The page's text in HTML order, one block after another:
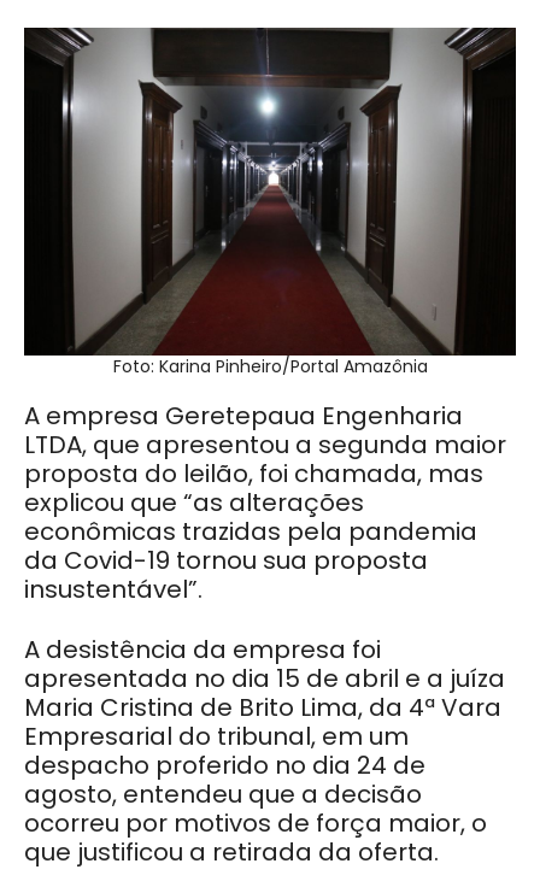
Foto: Karina Pinheiro/Portal Amazônia
A empresa Geretepaua Engenharia
LTDA, que apresentou a segunda maior
proposta do leilão, foi chamada, mas
explicou que “as alterações
econômicas trazidas pela pandemia
da Covid-19 tornou sua proposta
insustentável”.
A desistência da empresa foi
apresentada no dia 15 de abril e a juíza
Maria Cristina de Brito Lima, da 4ª Vara
Empresarial do tribunal, em um
despacho proferido no dia 24 de
agosto, entendeu que a decisão
ocorreu por motivos de força maior, o
que justificou a retirada da oferta.